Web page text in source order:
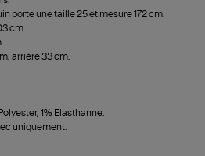
porte une taille 25 et mesure 172 cm.
cm.
arrière 33 cm.
1% Elasthanne.
uniquement.